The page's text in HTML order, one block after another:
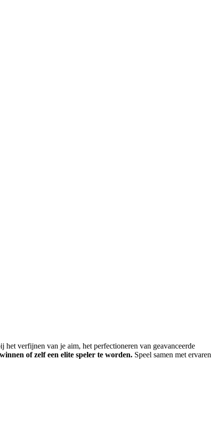
het verfijnen van je aim, het perfectioneren van geavanceerde
of zelf een elite speler te worden. Speel samen met ervaren